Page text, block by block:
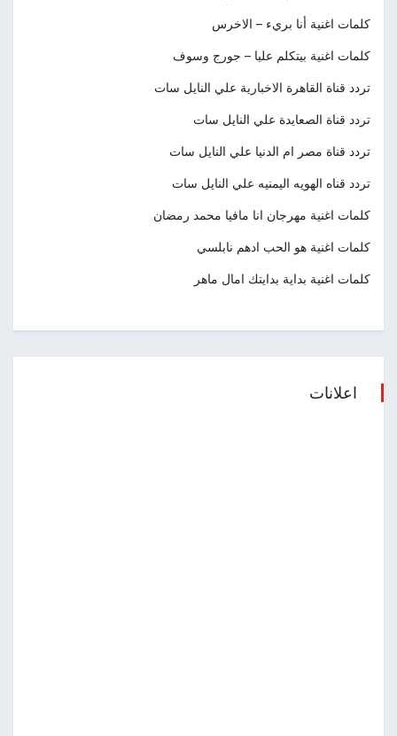
كلمات اغنية أنا بريء – الاخرس
كلمات اغنية بيتكلم عليا – جورج وسوف
تردد قناة القاهرة الاخبارية علي النايل سات
تردد قناة الصعايدة علي النايل سات
تردد قناة مصر ام الدنيا علي النايل سات
تردد قناه الهويه اليمنيه علي النايل سات
كلمات اغنية مهرجان انا مافيا محمد رمضان
كلمات اغنية هو الحب ادهم نابلسي
كلمات اغنية بداية بدايتك امال ماهر
اعلانات